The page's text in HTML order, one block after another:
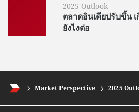
2025 Outlook
ตลาดอินเดียปรับขึ้น
ยังไงต่อ
Market Perspective 2025